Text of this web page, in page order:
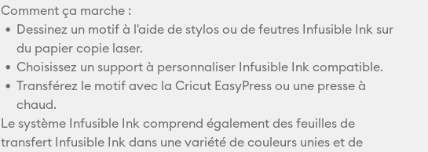
Comment ça marche :
Dessinez un motif à l'aide de stylos ou de feutres Infusible Ink sur
du papier copie laser.
Choisissez un support à personnaliser Infusible Ink compatible.
Transférez le motif avec la Cricut EasyPress ou une presse à
chaud.
Le système Infusible Ink comprend également des feuilles de
transfert Infusible Ink dans une variété de couleurs unies et de